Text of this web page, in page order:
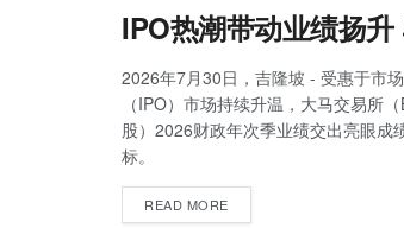
IPO热潮带动业绩扬
2026年7月30日，吉隆坡 - 受惠于市
（IPO）市场持续升温，大马交易所
股）2026财政年次季业绩交出亮眼成
标。
READ MORE